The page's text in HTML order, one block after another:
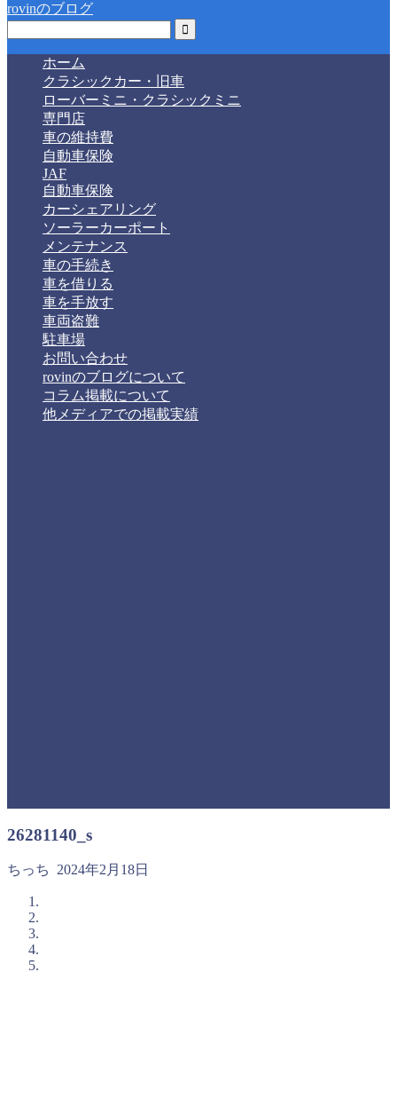
rovinのブログ
ホーム
クラシックカー・旧車
ローバーミニ・クラシックミニ
専門店
車の維持費
自動車保険
JAF
自動車保険
カーシェアリング
ソーラーカーポート
メンテナンス
車の手続き
車を借りる
車を手放す
車両盗難
駐車場
お問い合わせ
rovinのブログについて
コラム掲載について
他メディアでの掲載実績
26281140_s
ちっち 2024年2月18日